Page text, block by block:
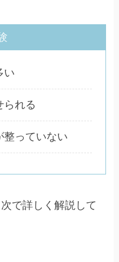
い
られる
整っていない
で詳しく解説して